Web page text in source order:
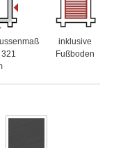
inklusive
Fußboden